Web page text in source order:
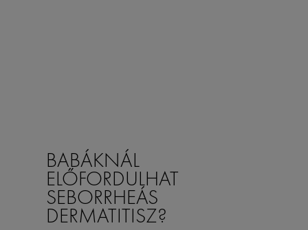
BABÁKNÁL
ELŐFORDULHAT
SEBORRHEÁS
DERMATITISZ?